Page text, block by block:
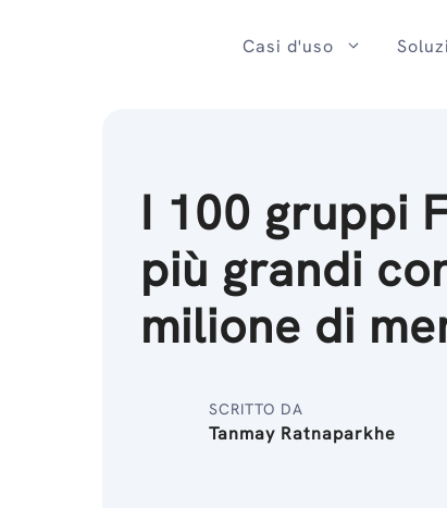
Casi d'uso
I 100 gruppi
più grandi
milione di
SCRITTO DA
Tanmay Ratnaparkhe